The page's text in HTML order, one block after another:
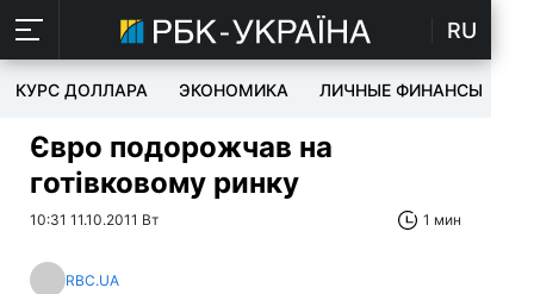
RU
КУРС ДОЛЛАРА ЭКОНОМИКА ЛИЧНЫЕ ФИНАНСЫ
Євро подорожчав на
готівковому ринку
10:31 11.10.2011 Вт 1 мин
RBC.UA